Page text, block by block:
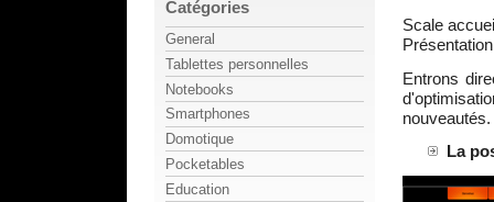
Scale
Entrons
La
Catégories
General
Tablettes personnelles
Notebooks
Smartphones
Domotique
Pocketables
Education